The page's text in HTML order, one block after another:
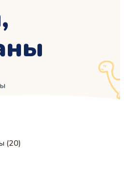
(20)